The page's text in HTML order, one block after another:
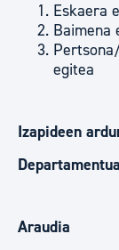
Eskaera
Baimena
egitea
Izapideen
Araudia